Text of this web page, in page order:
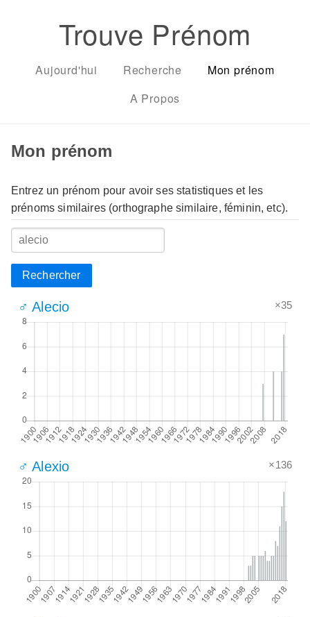
Trouve Prénom
Aujourd'hui Recherche
Mon prénom
A Propos
Mon prénom
Entrez un prénom pour avoir ses statistiques et les
prénoms similaires (orthographe similaire, féminin, etc).
Rechercher
♂ Alecio ×35
♂ Alexio ×136